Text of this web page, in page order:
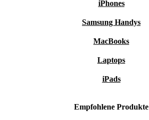
iPhones
Samsung Handys
MacBooks
Laptops
iPads
Empfohlene Produkte